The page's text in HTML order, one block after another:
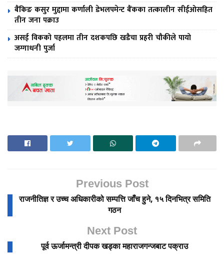
बैंकिङ कसुर मुद्दामा कर्णाली डेभलपमेन्ट बैंकका तत्कालीन सीईओसहित
तीन जना पक्राउ
असई विकको पहलमा तीन दशकपछि खडैचा प्रहरी चौकीले पायो
जग्गाधनी पुर्जा
Previous Post
राजनीतिज्ञ र उच्च अधिकारीको सम्पत्ति जाँच हुने, १५ दिनभित्र समिति
गठन
Next Post
पूर्व ऊर्जामन्त्री दीपक खड्का महाराजगन्जबाट पक्राउ